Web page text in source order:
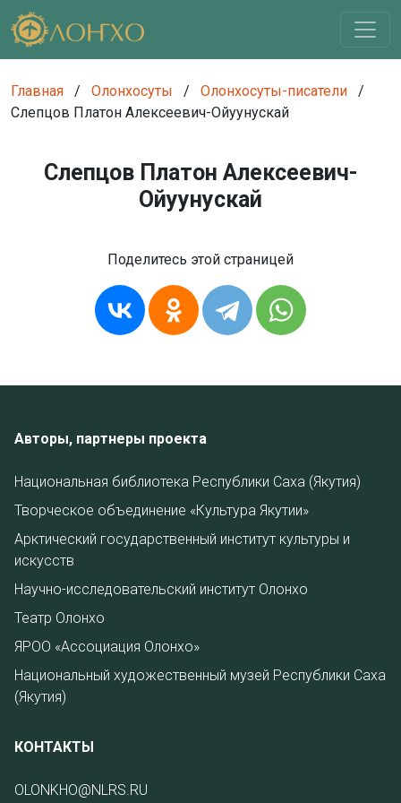
Главная / Олонхосуты / Олонхосуты-писатели
/
Слепцов Платон Алексеевич-Ойуунускай
Слепцов Платон Алексеевич-
Ойуунускай
Поделитесь этой страницей
Авторы, партнеры проекта
Национальная библиотека Республики Саха (Якутия)
Творческое объединение «Культура Якутии»
Арктический государственный институт культуры и
искусств
Научно-исследовательский институт Олонхо
Театр Олонхо
ЯРОО «Ассоциация Олонхо»
Национальный художественный музей Республики Саха
(Якутия)
КОНТАКТЫ
OLONKHO@NLRS.RU